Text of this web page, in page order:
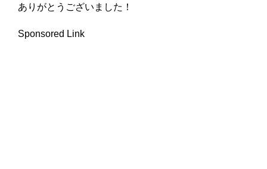
ありがとうございました！
Sponsored Link